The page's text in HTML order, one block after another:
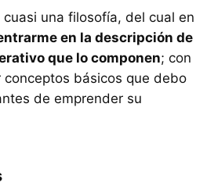
una filosofía, del cual en
en la descripción de
que lo componen; con
básicos que debo
de emprender su